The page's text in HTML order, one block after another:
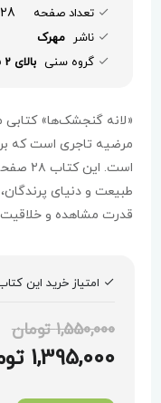
تعداد صفحه
28
ناشر مهرک
گروه سنی بالای 2 سال
«لانه گنجشک‌ها»
است.
طبیعت و دنیای
قدرت مشاهده و خلاقیت
امتیاز خرید این
1,550,000 تومان
1,395,000 تومان